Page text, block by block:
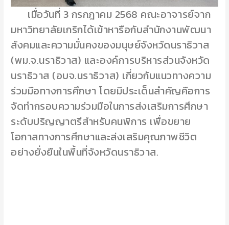
เมื่อวันที่ 3 กรกฎาคม 2568 คณะอาจารย์จาก
มหาวิทยาลัยเกริกได้เข้าหารือกับสำนักงานพัฒนา
สังคมและความมั่นคงของมนุษย์จังหวัดนราธิวาส
(พม.จ.นราธิวาส) และองค์การบริหารส่วนจังหวัด
นราธิวาส (อบจ.นราธิวาส) เกี่ยวกับแนวทางความ
ร่วมมือทางการศึกษา โดยมีประเด็นสำคัญคือการ
จัดทำกรอบความร่วมมือในการส่งเสริมการศึกษา
ระดับปริญญาตรีสำหรับคนพิการ เพื่อขยาย
โอกาสทางการศึกษาและส่งเสริมคุณภาพชีวิต
อย่างยั่งยืนในพื้นที่จังหวัดนราธิวาส.